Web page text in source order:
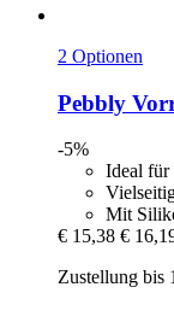
2 Optionen
Pebbly
-5%
Ideal für
Mit
€ 15,38 €
Zustellung bis